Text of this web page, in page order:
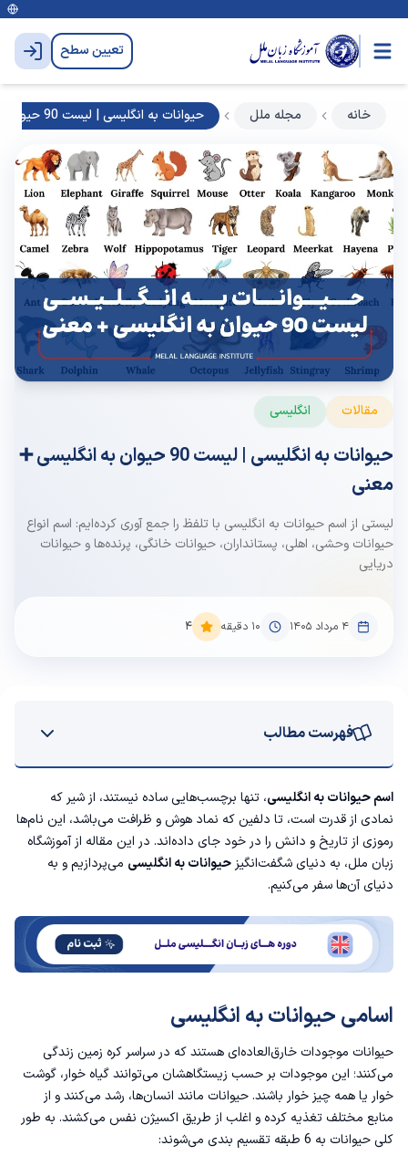
تعیین سطح
خانه مجله ملل حیوانات به انگلیسی | لیست 90 حیوان به انگلیسی ➕ معنی
مقالات انگلیسی
حیوانات به انگلیسی | لیست 90 حیوان به انگلیسی ➕
معنی
لیستی از اسم حیوانات به انگلیسی با تلفظ را جمع آوری کرده‌ایم: اسم انواع
حیوانات وحشی، اهلی، پستانداران، حیوانات خانگی، پرنده‌ها و حیوانات
دریایی
۴ مرداد ۱۴۰۵ 10 دقیقه 4
فهرست مطالب
اسامی حیوانات به انگلیسی
اسامی حیوانات به انگلیسی با تلفظ
اسامی حیوانات به ترتیب حروف الفبا انگلیسی
اسم حیوانات به انگلیسی، تنها برچسب‌هایی ساده نیستند، از شیر که
نمادی از قدرت است، تا دلفین که نماد هوش و ظرافت می‌باشد، این نام‌ها
رموزی از تاریخ و دانش را در خود جای داده‌اند. در این مقاله ازآموزشگاه
زبان ملل، به دنیای شگفت‌انگیز حیوانات به انگلیسی می‌پردازیم و به
دنیای آن‌ها سفر می‌کنیم.
اسامی حیوانات به انگلیسی
حیوانات موجودات خارق‌العاده‌ای هستند که در سراسر کره زمین زندگی
می‌کنند؛ این موجودات بر حسب زیستگاهشان می‌توانند گیاه خوار، گوشت
خوار یا همه چیز خوار باشند. حیوانات مانند انسان‌ها،‌ رشد می‌کنند و از
منابع مختلف تغذیه کرده و اغلب از طریق اکسیژن نفس می‌کشند. به طور
کلی حیوانات به 6 طبقه تقسیم بندی می‌شوند: